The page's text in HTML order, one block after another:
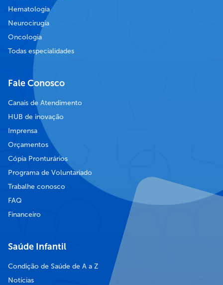
Hematologia
Neurocirugia
Oncologia
Todas especialidades
Fale Conosco
Canais de Atendimento
HUB de inovação
Imprensa
Orçamentos
Cópia Pronturários
Programa de Voluntariado
Trabalhe conosco
FAQ
Financeiro
Saúde Infantil
Condição de Saúde de A a Z
Notícias